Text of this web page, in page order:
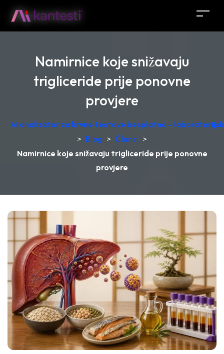
Namirnice koje snižavaju
trigliceride prije ponovne
provjere
AI analizator za krvne testove besplatno –
> Blog > Članci >
Namirnice koje snižavaju trigliceride prije ponovne
provjere